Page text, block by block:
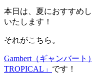
本日は、夏におすすめ
いたします！
それがこちら。
Gambert（ギャンバート
TROPICAL」 です！